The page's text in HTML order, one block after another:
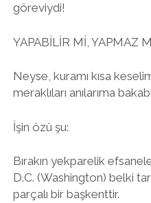
göreviydi!
YAPABİLİR Mİ, YAPMAZ
Neyse, kuramı kısa
meraklıları anılarıma
İşin özü şu:
Bırakın yekparelik
D.C. (Washington) belki
parçalı bir başkenttir.